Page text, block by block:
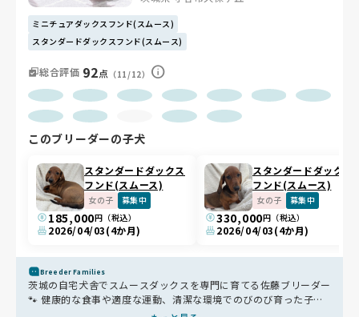
ミニチュアダックスフンド(スムース)
スタンダードダックスフンド(スムース)
総合評価 92点 （11/12）
このブリーダーの子犬
スタンダードダックス
フンド(スムース)
女の子 募集中
185,000円（税込）
2026/04/03(4か月)
スタンダードダックス
フンド(スムース)
女の子 募集中
330,000円（税込）
2026/04/03(4か月)
Breeder Families
茨城の自宅犬舎でスムースダックスを専門に育てる佐藤ブリーダー
🐾 健康的な食事や適度な運動、清潔な環境でのびのび育った子た
ちは、人懐っこく落ち着いた性格が魅力✨ 愛情たっぷりに育てら